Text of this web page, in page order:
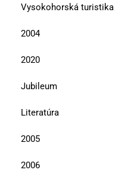
Vysokohorská turistika
2004
2020
Jubileum
Literatúra
2005
2006